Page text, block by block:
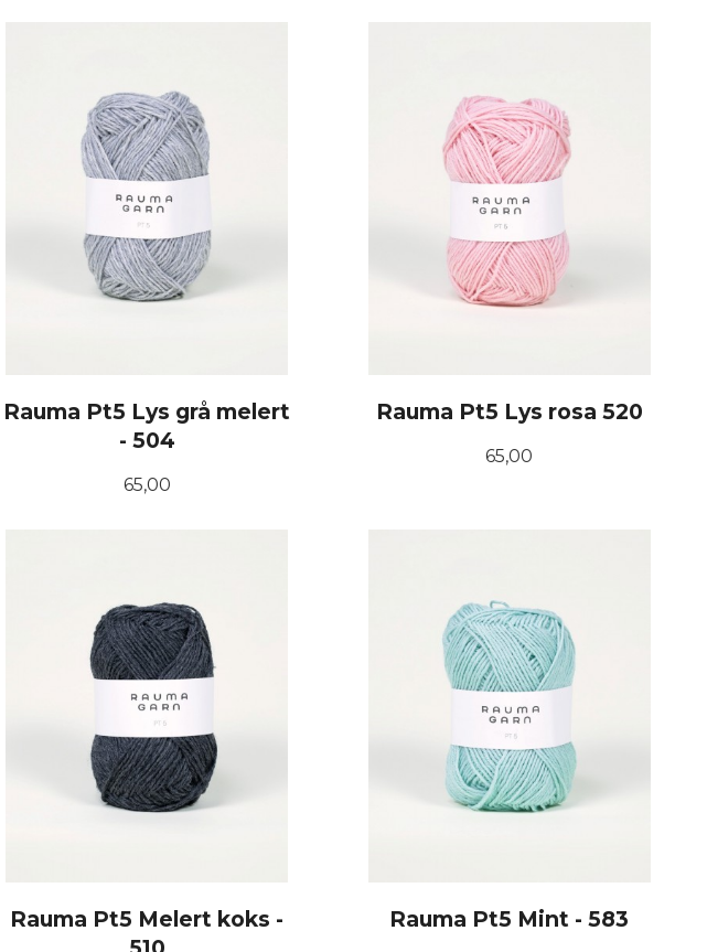
Rauma Pt5 Lys grå melert
- 504
Pris
65,00
Rauma Pt5 Lys rosa 520
Pris
65,00
Rauma Pt5 Melert koks -
Rauma Pt5 Mint - 583